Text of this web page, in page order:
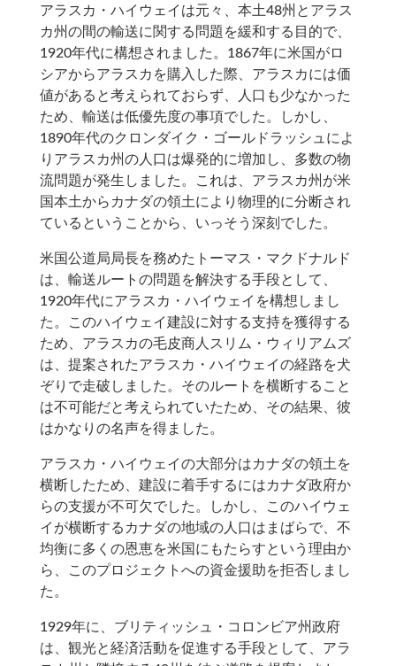
アラスカ・ハイウェイは元々、本土48州とアラス
カ州の間の輸送に関する問題を緩和する目的で、
1920年代に構想されました。1867年に米国がロ
シアからアラスカを購入した際、アラスカには価
値があると考えられておらず、人口も少なかった
ため、輸送は低優先度の事項でした。しかし、
1890年代のクロンダイク・ゴールドラッシュによ
りアラスカ州の人口は爆発的に増加し、多数の物
流問題が発生しました。これは、アラスカ州が米
国本土からカナダの領土により物理的に分断され
ているということから、いっそう深刻でした。
米国公道局局長を務めたトーマス・マクドナルド
は、輸送ルートの問題を解決する手段として、
1920年代にアラスカ・ハイウェイを構想しまし
た。このハイウェイ建設に対する支持を獲得する
ため、アラスカの毛皮商人スリム・ウィリアムズ
は、提案されたアラスカ・ハイウェイの経路を犬
ぞりで走破しました。そのルートを横断すること
は不可能だと考えられていたため、その結果、彼
はかなりの名声を得ました。
アラスカ・ハイウェイの大部分はカナダの領土を
横断したため、建設に着手するにはカナダ政府か
らの支援が不可欠でした。しかし、このハイウェ
イが横断するカナダの地域の人口はまばらで、不
均衡に多くの恩恵を米国にもたらすという理由か
ら、このプロジェクトへの資金援助を拒否しまし
た。
1929年に、ブリティッシュ・コロンビア州政府
は、観光と経済活動を促進する手段として、アラ